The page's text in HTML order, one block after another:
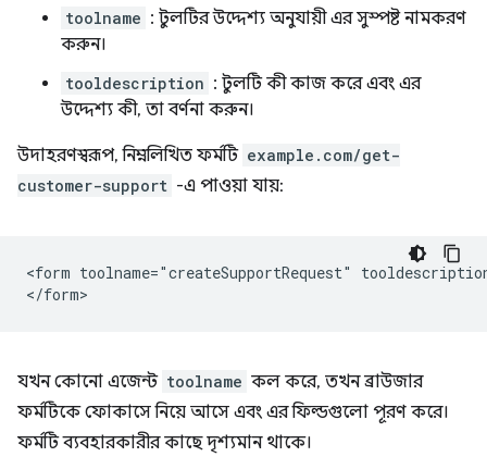
toolname : টুলটির উদ্দেশ্য অনুযায়ী এর সুস্পষ্ট নামকরণ
করুন।
tooldescription : টুলটি কী কাজ করে এবং এর
উদ্দেশ্য কী, তা বর্ণনা করুন।
উদাহরণস্বরূপ, নিম্নলিখিত ফর্মটি example.com/get-
customer-support -এ পাওয়া যায়:
<form toolname="createSupportRequest"
যখন কোনো এজেন্ট toolname কল করে, তখন ব্রাউজার
ফর্মটিকে ফোকাসে নিয়ে আসে এবং এর ফিল্ডগুলো পূরণ করে।
ফর্মটি ব্যবহারকারীর কাছে দৃশ্যমান থাকে।